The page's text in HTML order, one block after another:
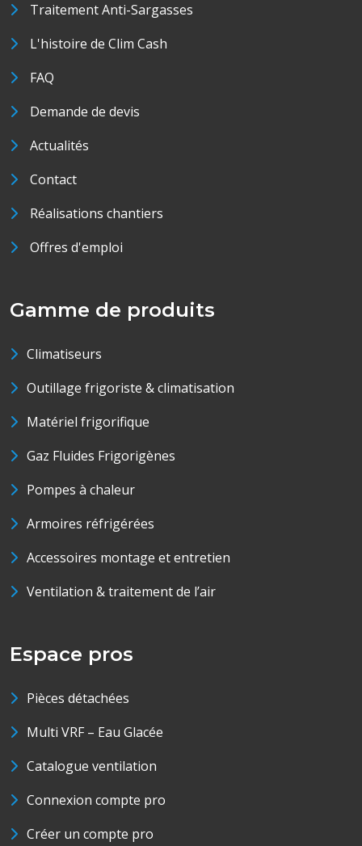
Traitement Anti-Sargasses
L'histoire de Clim Cash
FAQ
Demande de devis
Actualités
Contact
Réalisations chantiers
Offres d'emploi
Gamme de produits
Climatiseurs
Outillage frigoriste & climatisation
Matériel frigorifique
Gaz Fluides Frigorigènes
Pompes à chaleur
Armoires réfrigérées
Accessoires montage et entretien
Ventilation & traitement de l’air
Espace pros
Pièces détachées
Multi VRF – Eau Glacée
Catalogue ventilation
Connexion compte pro
Créer un compte pro